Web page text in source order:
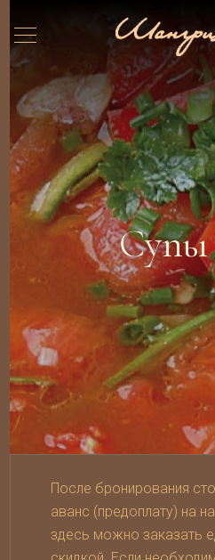
После бронирования
аванс (предоплату) на
здесь можно заказать